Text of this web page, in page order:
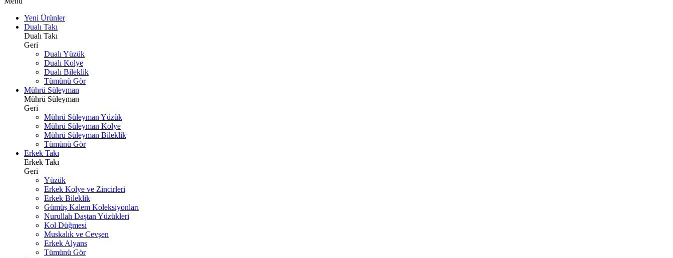
Yeni Ürünler
Dualı Takı
Dualı Takı
Geri
Dualı Yüzük
Dualı Kolye
Dualı Bileklik
Tümünü Gör
Mührü Süleyman
Mührü Süleyman
Geri
Mührü Süleyman Yüzük
Mührü Süleyman Kolye
Mührü Süleyman Bileklik
Tümünü Gör
Erkek Takı
Erkek Takı
Geri
Yüzük
Erkek Kolye ve Zincirleri
Erkek Bileklik
Gümüş Kalem Koleksiyonları
Nurullah Daştan Yüzükleri
Kol Düğmesi
Muskalık ve Cevşen
Erkek Alyans
Tümünü Gör